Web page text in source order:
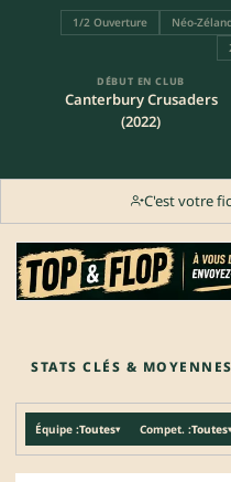
1/2 Ouverture Néo-
DÉBUT EN CLUB
Canterbury Crusaders
(2022)
C'est votre
STATS CLÉS & MOYENNES
Équipe :Toutes▾ Compet. :Toutes▾